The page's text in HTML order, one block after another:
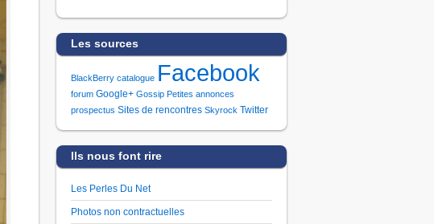
Les sources
BlackBerry catalogue Facebook
forum Google+ Gossip Petites annonces
prospectus Sites de rencontres Skyrock Twitter
Ils nous font rire
Les Perles Du Net
Photos non contractuelles